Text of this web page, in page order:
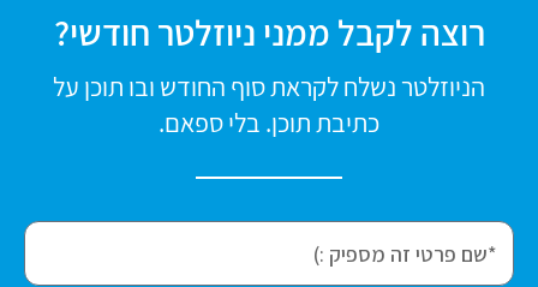
רוצה לקבל ממני ניוזלטר חודשי?
הניוזלטר נשלח לקראת סוף החודש ובו תוכן על
כתיבת תוכן. בלי ספאם.
f
i